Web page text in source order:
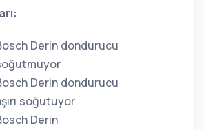
Derin dondurucu
Derin dondurucu
soğutuyor
Derin